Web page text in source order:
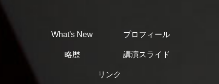
What's New プロフィール
略歴 講演スライド
リンク